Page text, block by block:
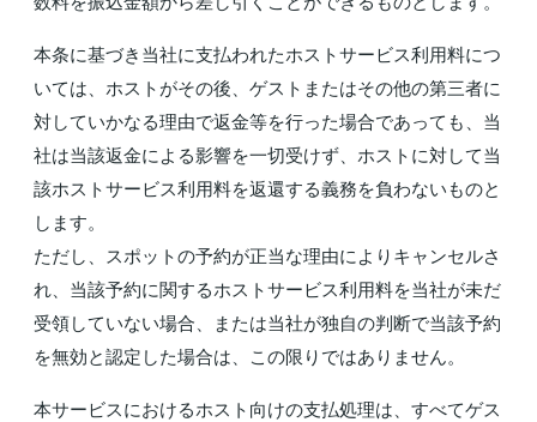
本条に基づき当社に支払われたホストサービス利用料につ
いては、ホストがその後、ゲストまたはその他の第三者に
対していかなる理由で返金等を行った場合であっても、当
社は当該返金による影響を一切受けず、ホストに対して当
該ホストサービス利用料を返還する義務を負わないものと
します。
ただし、スポットの予約が正当な理由によりキャンセルさ
れ、当該予約に関するホストサービス利用料を当社が未だ
受領していない場合、または当社が独自の判断で当該予約
を無効と認定した場合は、この限りではありません。
本サービスにおけるホスト向けの支払処理は、すべてゲス